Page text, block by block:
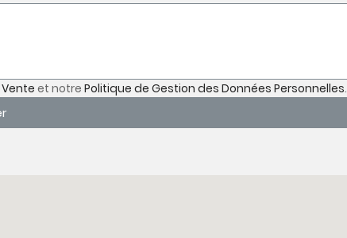
et notre Politique de Gestion des Données Personnelles.